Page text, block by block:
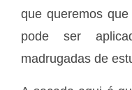
que queremos
pode ser
madrugadas de